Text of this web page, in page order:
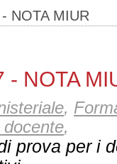
NOTA MIUR
- NOTA
,
,
prova per i